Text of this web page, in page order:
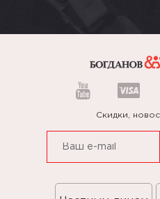
Скидки,